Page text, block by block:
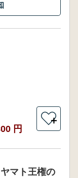
円
＋
マト王権の